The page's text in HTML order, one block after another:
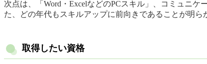
次点は、「Word・ExcelなどのPCスキル」、コミュニ
た、どの年代もスキルアップに前向きであることが明ら
取得したい資格